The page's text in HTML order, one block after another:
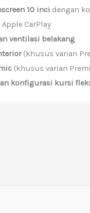
10 inci dengan
CarPlay
ventilasi belakang
(khusus varian
(khusus varian
konfigurasi kursi